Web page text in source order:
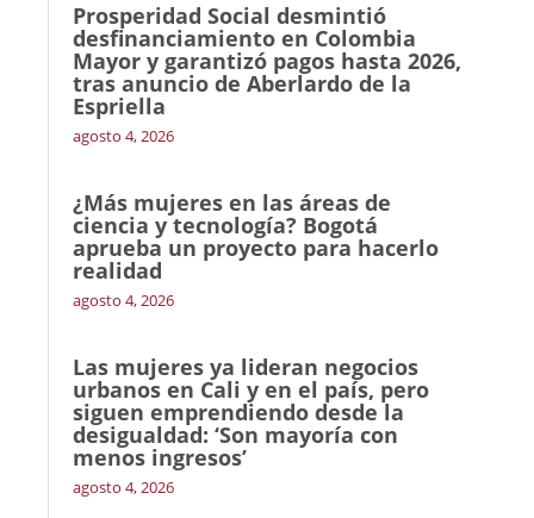
Prosperidad Social desmintió
desfinanciamiento en Colombia
Mayor y garantizó pagos hasta 2026,
tras anuncio de Aberlardo de la
Espriella
agosto 4, 2026
¿Más mujeres en las áreas de
ciencia y tecnología? Bogotá
aprueba un proyecto para hacerlo
realidad
agosto 4, 2026
Las mujeres ya lideran negocios
urbanos en Cali y en el país, pero
siguen emprendiendo desde la
desigualdad: ‘Son mayoría con
menos ingresos’
agosto 4, 2026